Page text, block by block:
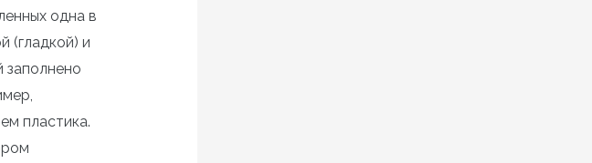
одна в
(гладкой) и
заполнено
пластика.